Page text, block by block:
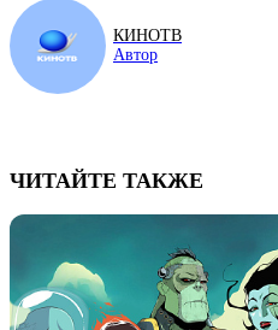
КИНОТВ
Автор
ЧИТАЙТЕ ТАКЖЕ